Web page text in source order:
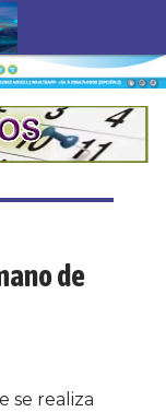
de
se realiza